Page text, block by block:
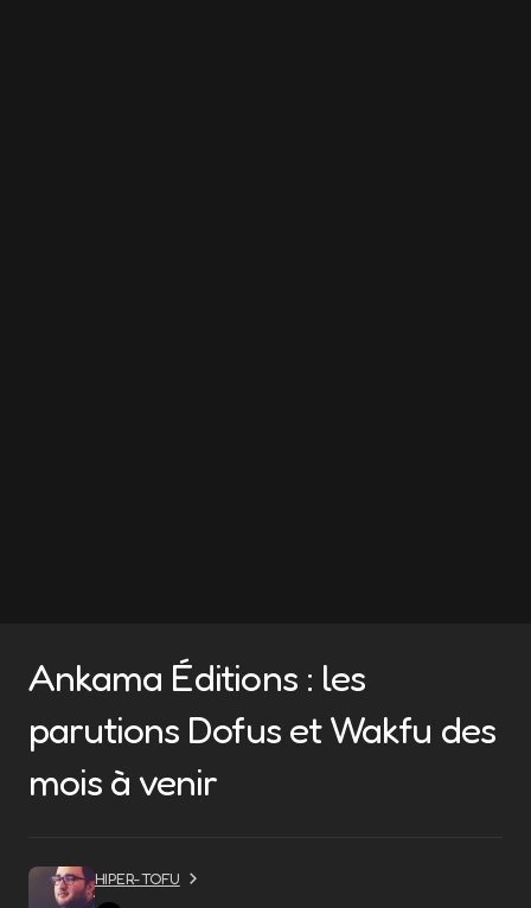
Ankama Éditions : les
parutions Dofus et Wakfu des
mois à venir
HIPER-TOFU